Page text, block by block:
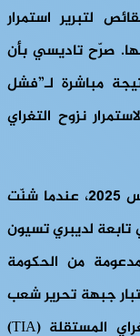
لتبرير استمرار
صرّح تاديسي بأن
مباشرة لـ”فشل
نزوح التغراي
كان اتفاق بريتوريا قد انهار فعليًا في مارس 2025، عندما شنّت
لديبري تسيون
من الحكومة
جبهة تحرير شعب
تغراي (TPLF) اتفاقية بريتوريا وهيئة تغراي المستقلة (TIA)